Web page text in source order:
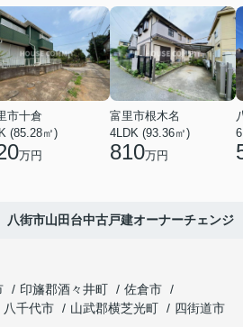
市十倉
(85.28㎡)
万円
富里市根木名
4LDK (93.36㎡)
810万円
八街市山田台中古戸建オーナーチェンジ
印旛郡酒々井町
佐倉市
八千代市 山武郡横芝光町
四街道市